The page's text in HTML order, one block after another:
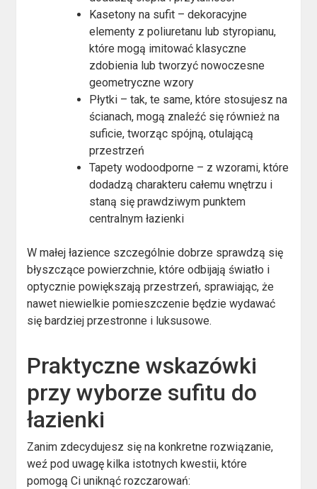
Kasetony na sufit – dekoracyjne
elementy z poliuretanu lub styropianu,
które mogą imitować klasyczne
zdobienia lub tworzyć nowoczesne
geometryczne wzory
Płytki – tak, te same, które stosujesz na
ścianach, mogą znaleźć się również na
suficie, tworząc spójną, otulającą
przestrzeń
Tapety wodoodporne – z wzorami, które
dodadzą charakteru całemu wnętrzu i
staną się prawdziwym punktem
centralnym łazienki
W małej łazience szczególnie dobrze sprawdzą się
błyszczące powierzchnie, które odbijają światło i
optycznie powiększają przestrzeń, sprawiając, że
nawet niewielkie pomieszczenie będzie wydawać
się bardziej przestronne i luksusowe.
Praktyczne wskazówki
przy wyborze sufitu do
łazienki
Zanim zdecydujesz się na konkretne rozwiązanie,
weź pod uwagę kilka istotnych kwestii, które
pomogą Ci uniknąć rozczarowań: